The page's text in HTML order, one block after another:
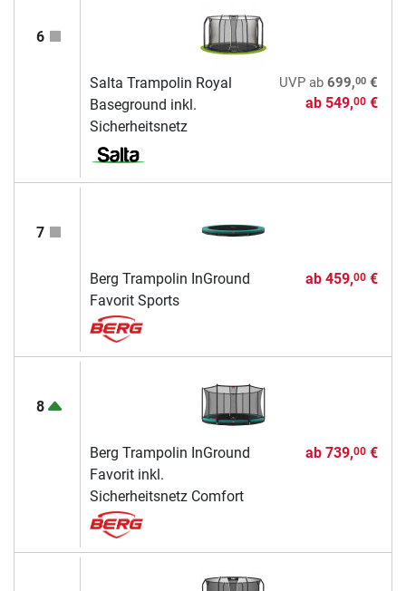
6
Salta Trampolin Royal
Baseground inkl.
Sicherheitsnetz
UVPab 699,00€
ab 549,00€
7
Berg Trampolin InGround
Favorit Sports
ab 459,00€
8
Berg Trampolin InGround
Favorit inkl.
Sicherheitsnetz Comfort
ab 739,00€